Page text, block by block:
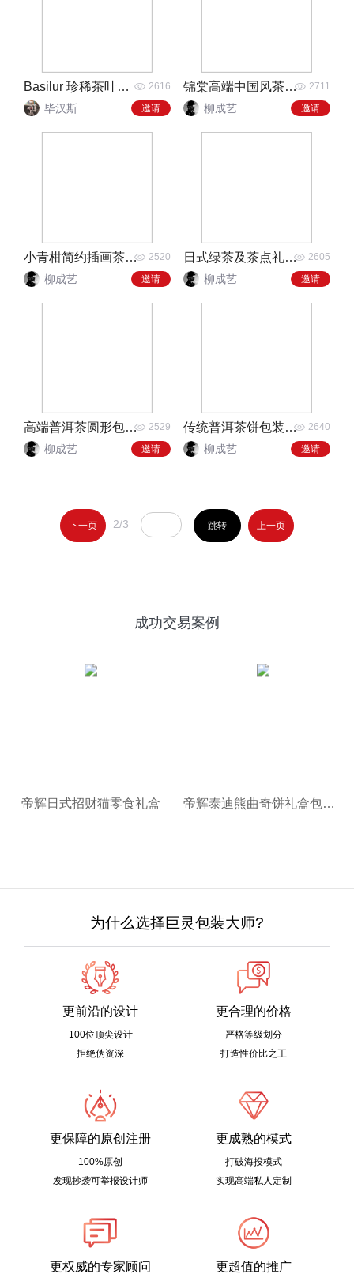
Basilur 珍稀茶叶精致铁盒 2616
毕汉斯 邀请
锦棠高端中国风茶叶礼盒 2711
柳成艺 邀请
小青柑简约插画茶叶包装 2520
柳成艺 邀请
日式绿茶及茶点礼盒包装 2605
柳成艺 邀请
高端普洱茶圆形包装盒设计 2529
柳成艺 邀请
传统普洱茶饼包装设计 2640
柳成艺 邀请
下一页 2/3 跳转 上一页
成功交易案例
帝辉日式招财猫零食礼盒 帝辉泰迪熊曲奇饼礼盒包装设计
为什么选择巨灵包装大师?
更前沿的设计
100位顶尖设计
拒绝伪资深
更合理的价格
严格等级划分
打造性价比之王
更保障的原创注册
100%原创
发现抄袭可举报设计师
更成熟的模式
打破海投模式
实现高端私人定制
更权威的专家顾问 更超值的推广